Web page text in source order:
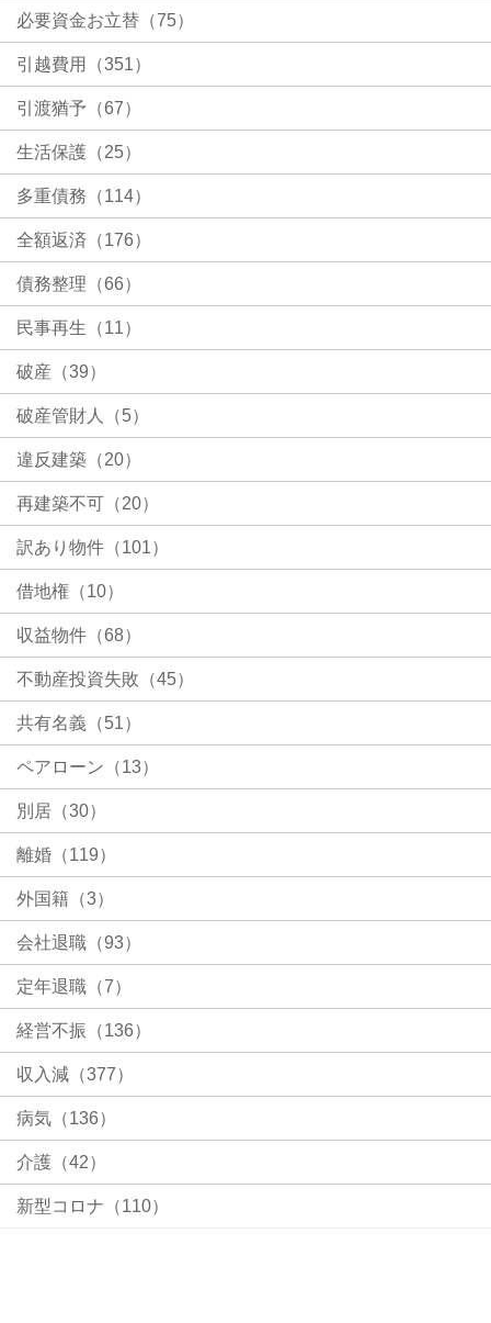
必要資金お立替（75）
引越費用（351）
引渡猶予（67）
生活保護（25）
多重債務（114）
全額返済（176）
債務整理（66）
民事再生（11）
破産（39）
破産管財人（5）
違反建築（20）
再建築不可（20）
訳あり物件（101）
借地権（10）
収益物件（68）
不動産投資失敗（45）
共有名義（51）
ペアローン（13）
別居（30）
離婚（119）
外国籍（3）
会社退職（93）
定年退職（7）
経営不振（136）
収入減（377）
病気（136）
介護（42）
新型コロナ（110）